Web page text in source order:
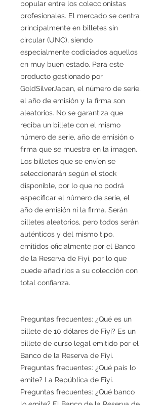
popular entre los coleccionistas
profesionales. El mercado se centra
principalmente en billetes sin
circular (UNC), siendo
especialmente codiciados aquellos
en muy buen estado. Para este
producto gestionado por
GoldSilverJapan, el número de serie,
el año de emisión y la firma son
aleatorios. No se garantiza que
reciba un billete con el mismo
número de serie, año de emisión o
firma que se muestra en la imagen.
Los billetes que se envíen se
seleccionarán según el stock
disponible, por lo que no podrá
especificar el número de serie, el
año de emisión ni la firma. Serán
billetes aleatorios, pero todos serán
auténticos y del mismo tipo,
emitidos oficialmente por el Banco
de la Reserva de Fiyi, por lo que
puede añadirlos a su colección con
total confianza.
Preguntas frecuentes: ¿Qué es un
billete de 10 dólares de Fiyi? Es un
billete de curso legal emitido por el
Banco de la Reserva de Fiyi.
Preguntas frecuentes: ¿Qué país lo
emite? La República de Fiyi.
Preguntas frecuentes: ¿Qué banco